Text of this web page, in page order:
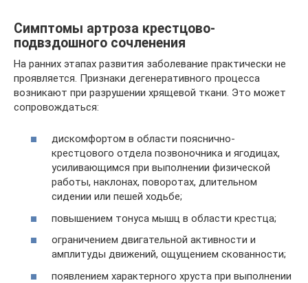
Симптомы артроза крестцово-
подвздошного сочленения
На ранних этапах развития заболевание практически не
проявляется. Признаки дегенеративного процесса
возникают при разрушении хрящевой ткани. Это может
сопровождаться:
дискомфортом в области пояснично-
крестцового отдела позвоночника и ягодицах,
усиливающимся при выполнении физической
работы, наклонах, поворотах, длительном
сидении или пешей ходьбе;
повышением тонуса мышц в области крестца;
ограничением двигательной активности и
амплитуды движений, ощущением скованности;
появлением характерного хруста при выполнении